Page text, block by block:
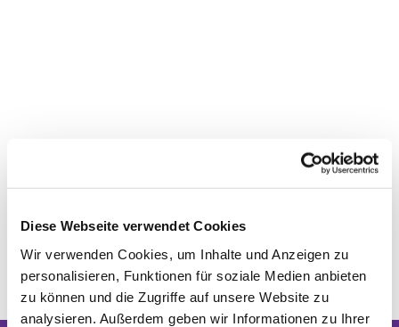
Diese Webseite verwendet Cookies
Wir verwenden Cookies, um Inhalte und Anzeigen zu
personalisieren, Funktionen für soziale Medien anbieten
zu können und die Zugriffe auf unsere Website zu
analysieren. Außerdem geben wir Informationen zu Ihrer